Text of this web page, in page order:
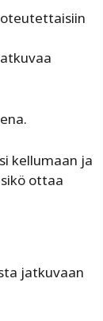
kellumaan ja
ottaa
jatkuvaan